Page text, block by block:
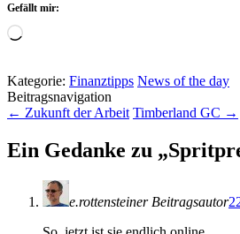
Gefällt mir:
Wird
Kategorie: Finanztipps News of the day
Beitragsnavigation
← Zukunft der Arbeit Timberland GC →
Ein Gedanke zu „
e.rottensteiner Beitragsautor